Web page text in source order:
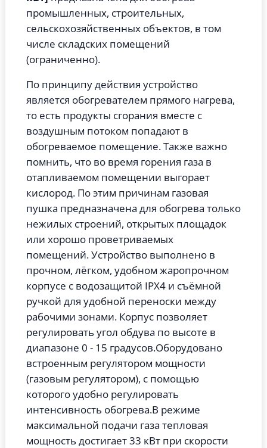
промышленных, строительных,
сельскохозяйственных объектов, в том
числе складских помещений
(ограниченно).
По принципу действия устройство
является обогревателем прямого нагрева,
то есть продукты сгорания вместе с
воздушным потоком попадают в
обогреваемое помещение. Также важно
помнить, что во время горения газа в
отапливаемом помещении выгорает
кислород. По этим причинам газовая
пушка предназначена для обогрева только
нежилых строений, открытых площадок
или хорошо проветриваемых
помещений. Устройство выполнено в
прочном, лёгком, удобном жаропрочном
корпусе с водозащитой IPX4 и съёмной
ручкой для удобной переноски между
рабочими зонами. Корпус позволяет
регулировать угол обдува по высоте в
диапазоне 0 - 15 градусов.Оборудовано
встроенным регулятором мощности
(газовым регулятором), с помощью
которого удобно регулировать
интенсивность обогрева.В режиме
максимальной подачи газа тепловая
мощность достигает 33 кВт при скорости